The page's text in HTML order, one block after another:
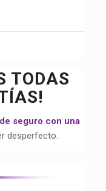
TODAS
seguro con una
desperfecto.